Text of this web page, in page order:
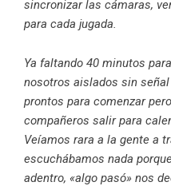
sincronizar las cámaras,
para cada jugada.
Ya faltando 40 minutos
nosotros aislados sin
prontos para comenzar
compañeros salir para
Veíamos rara a la gente a
escuchábamos nada
adentro, «algo pasó» nos